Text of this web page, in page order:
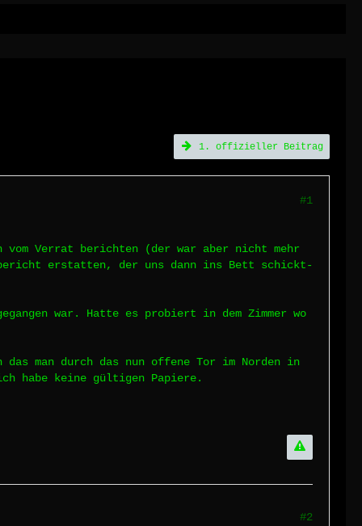
1. offizieller Beitrag
#1
Verrat berichten (der war aber nicht mehr
bericht erstatten, der uns dann ins Bett schickt-
war. Hatte es probiert in dem Zimmer wo
man durch das nun offene Tor im Norden in
habe keine gültigen Papiere.
#2